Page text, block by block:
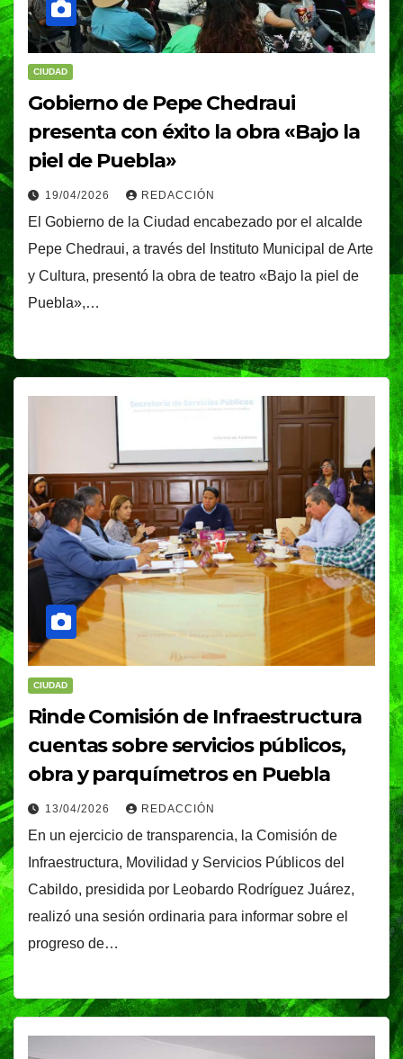
CIUDAD
Gobierno de Pepe Chedraui
presenta con éxito la obra «Bajo la
piel de Puebla»
19/04/2026 REDACCIÓN
El Gobierno de la Ciudad encabezado por el alcalde
Pepe Chedraui, a través del Instituto Municipal de Arte
y Cultura, presentó la obra de teatro «Bajo la piel de
Puebla»,…
CIUDAD
Rinde Comisión de Infraestructura
cuentas sobre servicios públicos,
obra y parquímetros en Puebla
13/04/2026 REDACCIÓN
En un ejercicio de transparencia, la Comisión de
Infraestructura, Movilidad y Servicios Públicos del
Cabildo, presidida por Leobardo Rodríguez Juárez,
realizó una sesión ordinaria para informar sobre el
progreso de…